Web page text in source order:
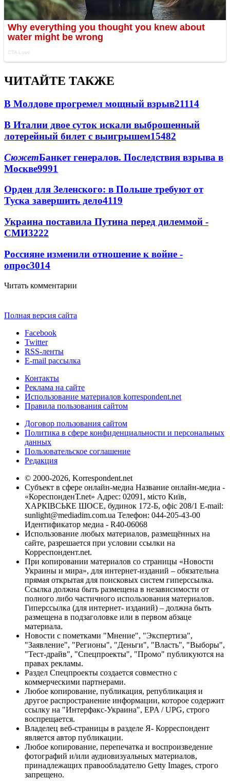
ЧИТАЙТЕ ТАКЖЕ
В Молдове прогремел мощный взрыв21114
В Италии двое суток искали выброшенный
лотерейный билет с выигрышем15482
СюжетБанкет генералов. Последствия взрыва в
Москве9991
Орден для Зеленского: в Польше требуют от
Туска завершить дело4119
Украина поставила Путина перед дилеммой -
СМИ3222
Россияне изменили отношение к войне -
опрос3014
Читать комментарии
Полная версия сайта
Facebook
Twitter
RSS-ленты
E-mail рассылка
Контакты
Реклама на сайте
Использование материалов korrespondent.net
Правила пользования сайтом
Договор пользования сайтом
Политика в сфере конфиденциальности и персональных
данных
Пользовательское соглашение
Редакция
© 2000-2026, Korrespondent.net
Субъект в сфере онлайн-медиа Название онлайн-медиа -
«КореспонденТ.net» Адрес: 02091, місто Київ,
ХАРКІВСЬКЕ ШОСЕ, будинок 172-Б, офіс 208/1 E-mail:
sunlight@mediadim.com.ua Телефон: 044-205-43-00
Идентификатор медиа - R40-06068
Использование любых материалов, размещённых на
сайте, разрешается при условии ссылки на
Корреспондент.net.
При копировании материалов со страницы «Новости
Украины и мира», для интернет-изданий – обязательна
прямая открытая для поисковых систем гиперссылка.
Ссылка должна быть размещена в независимости от
полного либо частичного использования материалов.
Гиперссылка (для интернет- изданий) – должна быть
размещена в подзаголовке или в первом абзаце
материала.
Новости с пометками "Мнение", "Экспертиза",
"Заявление", "Регионы", "Деньги", "Власть", "Выборы",
"Тест-драйв", "Спецпроекты", "Промо" публикуются на
правах рекламы.
Раздел Спецпроекты создается совместно с
коммерческими партнерами.
Любое копирование, публикация, републикация и
другое распространение информации, которое содержит
ссылку на "Интерфакс-Украина", EPA / UPG, строго
воспрещается.
Владелец веб-страницы в разделе Я- Корреспондент
является автор публикации.
Любое копирование, перепечатка и воспроизведение
фотографий и/или аудиовизуальных материалов,
принадлежащих правообладателю Getty Images, строго
запрещено.